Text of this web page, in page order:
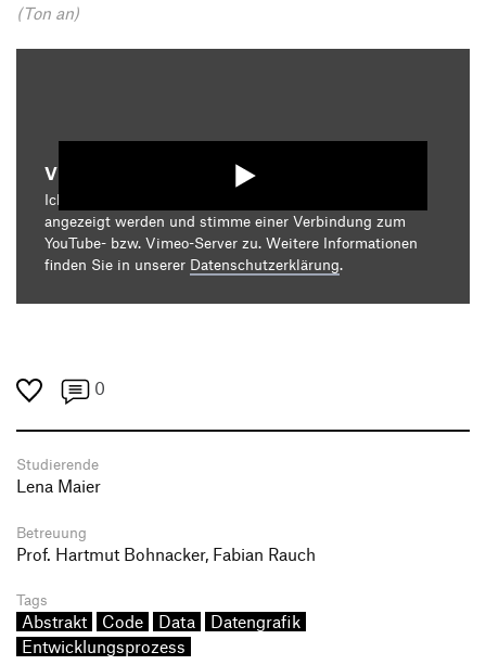
(Ton an)
Video starten
Ich bin damit einverstanden, dass mir die Medieninhalte
angezeigt werden und stimme einer Verbindung zum
YouTube- bzw. Vimeo-Server zu. Weitere Informationen
finden Sie in unserer Datenschutzerklärung.
0
Studierende
Lena Maier
Betreuung
Prof. Hartmut Bohnacker, Fabian Rauch
Tags
Abstrakt Code Data
Datengrafik
Entwicklungsprozess